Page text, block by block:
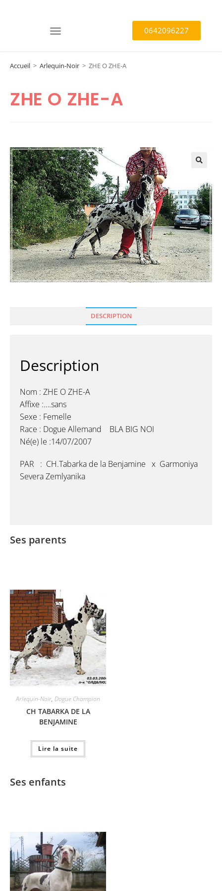
0642096227
Accueil > Arlequin-Noir > ZHE O ZHE-A
ZHE O ZHE-A
DESCRIPTION
Description
Nom : ZHE O ZHE-A
Affixe :….sans
Sexe : Femelle
Race : Dogue Allemand BLA BIG NOI
Né(e) le :14/07/2007
PAR : CH.Tabarka de la Benjamine x Garmoniya
Severa Zemlyanika
Ses parents
Arlequin-Noir, Dogue Champion
CH TABARKA DE LA
BENJAMINE
Lire la suite
Ses enfants